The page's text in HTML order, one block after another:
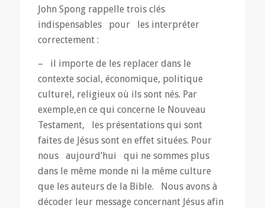
John Spong rappelle trois clés
indispensables pour les interpréter
correctement :
– il importe de les replacer dans le
contexte social, économique, politique
culturel, religieux où ils sont nés. Par
exemple,en ce qui concerne le Nouveau
Testament, les présentations qui sont
faites de Jésus sont en effet situées. Pour
nous aujourd’hui qui ne sommes plus
dans le même monde ni la même culture
que les auteurs de la Bible. Nous avons à
décoder leur message concernant Jésus afin